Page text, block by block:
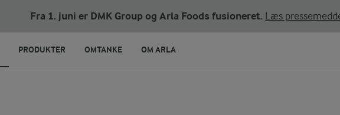
Fra 1. juni er DMK Group og Arla Foods fusioneret. Læs
PRODUKTER OMTANKE OM ARLA